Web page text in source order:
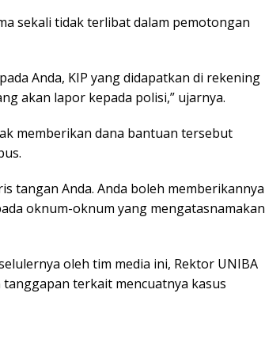
sekali tidak terlibat dalam pemotongan
Anda, KIP yang didapatkan di rekening
akan lapor kepada polisi,” ujarnya.
memberikan dana bantuan tersebut
tangan Anda. Anda boleh memberikannya
oknum-oknum yang mengatasnamakan
oleh tim media ini, Rektor UNIBA
terkait mencuatnya kasus